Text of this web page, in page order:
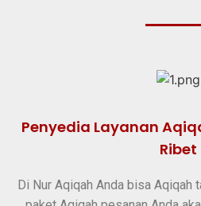
Penyedia Layanan
Ribet
Di Nur Aqiqah Anda bisa Aqiqah